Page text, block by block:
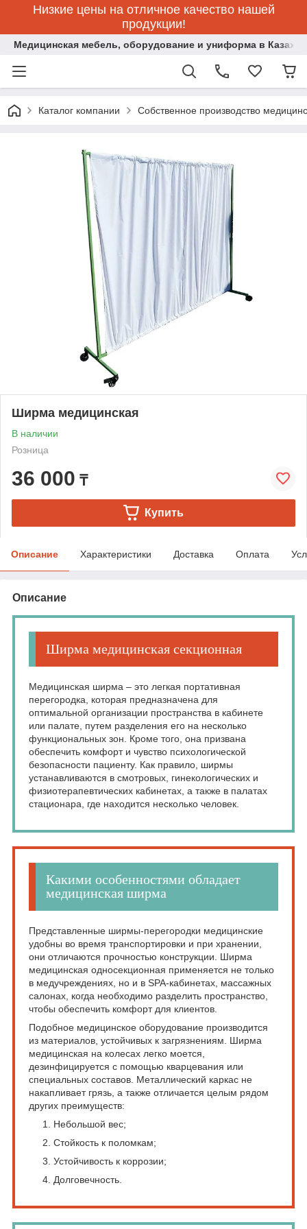
Низкие цены на отличное качество нашей
продукции!
Медицинская мебель, оборудование и униформа в
Каталог компании Собственное производство
Ширма медицинская
В наличии
Розница
36 000 ₸
Купить
Описание Характеристики Доставка Оплата
Описание
Ширма медицинская секционная
Медицинская ширма – это легкая портативная
перегородка, которая предназначена для
оптимальной организации пространства в кабинете
или палате, путем разделения его на несколько
функциональных зон. Кроме того, она призвана
обеспечить комфорт и чувство психологической
безопасности пациенту. Как правило, ширмы
устанавливаются в смотровых, гинекологических и
физиотерапевтических кабинетах, а также в палатах
стационара, где находится несколько человек.
Какими особенностями обладает
медицинская ширма
Представленные ширмы-перегородки медицинские
удобны во время транспортировки и при хранении,
они отличаются прочностью конструкции. Ширма
медицинская односекционная применяется не только
в медучреждениях, но и в SPA-кабинетах, массажных
салонах, когда необходимо разделить пространство,
чтобы обеспечить комфорт для клиентов.
Подобное медицинское оборудование производится
из материалов, устойчивых к загрязнениям. Ширма
медицинская на колесах легко моется,
дезинфицируется с помощью кварцевания или
специальных составов. Металлический каркас не
накапливает грязь, а также отличается целым рядом
других преимуществ:
Небольшой вес;
Стойкость к поломкам;
Устойчивость к коррозии;
Долговечность.